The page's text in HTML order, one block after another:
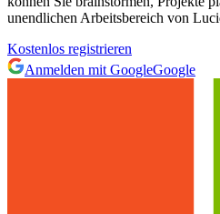
unendlichen Arbeitsbereich von
Kostenlos registrieren
Anmelden mit GoogleGoogle